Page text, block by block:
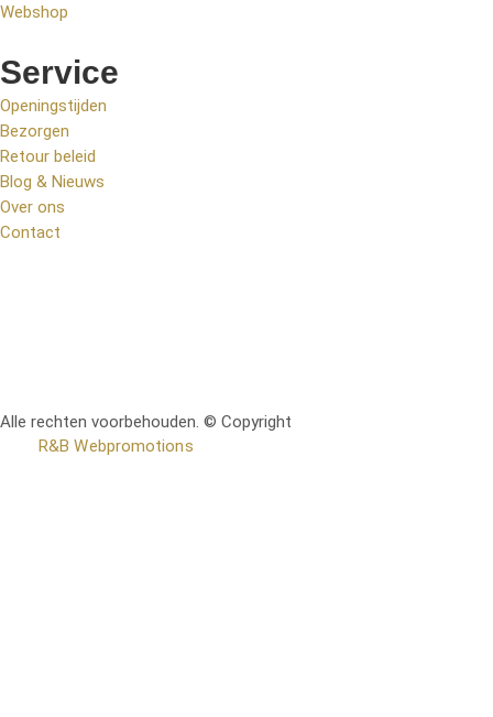
Webshop
Service
Openingstijden
Bezorgen
Retour beleid
Blog & Nieuws
Over ons
Contact
Alle rechten voorbehouden. © Copyright
R&B Webpromotions